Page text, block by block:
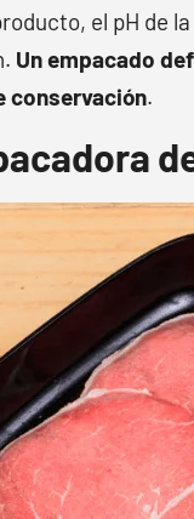
el pH de
Un empacado
conservación.